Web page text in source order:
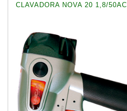
CLAVADORA NOVA 20 1,8/50AC